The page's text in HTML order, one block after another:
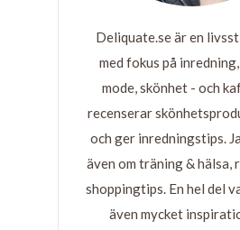
Deliquate.se är en
med fokus på
mode, skönhet - och
recenserar
och ger inredningstips.
även om träning & hälsa,
shoppingtips. En hel del
även mycket